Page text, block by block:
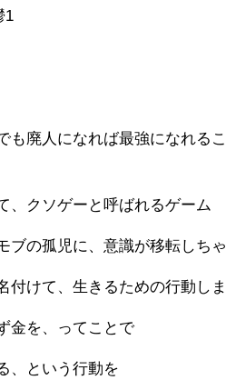
1
も廃人になれば最強になれ
、クソゲーと呼ばれるゲーム
ブの孤児に、意識が移転しち
付けて、生きるための行動しま
金を、ってことで
、という行動を